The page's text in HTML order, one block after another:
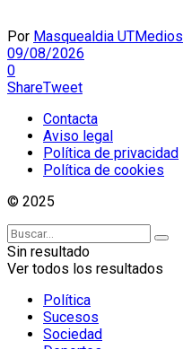
Por Masquealdia UTMedios
09/08/2026
0
ShareTweet
Contacta
Aviso legal
Política de privacidad
Política de cookies
© 2025
Sin resultado
Ver todos los resultados
Política
Sucesos
Sociedad